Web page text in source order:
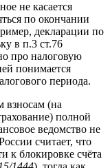
не касается
по окончании
декларации по
в п.3 ст.76
про налоговую
понимается
периода.
взносам (на
полной
ведомство не
считает, что
к блокировке счёта